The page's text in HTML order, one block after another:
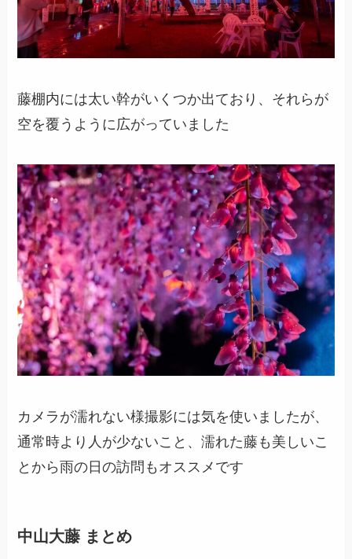
藤棚内には太い幹がいくつか出ており、それらが
空を覆うように広がっていました
カメラが濡れない様撮影には気を使いましたが、
通常時より人が少ないこと、濡れた藤も美しいこ
とから雨の日の訪問もオススメです
中山大藤 まとめ